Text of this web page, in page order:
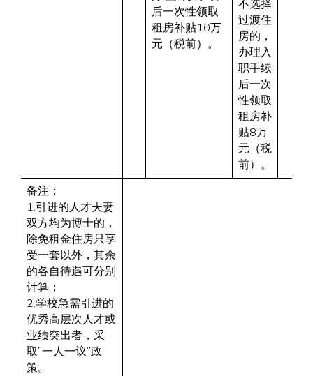
后一次性领取
租房补贴10万
元（税前）。
不选择
过渡住
房的，
办理入
职手续
后一次
性领取
租房补
贴8万
元（税
前）。
备注：
1.引进的人才夫妻
双方均为博士的，
除免租金住房只享
受一套以外，其余
的各自待遇可分别
计算；
2.学校急需引进的
优秀高层次人才或
业绩突出者，采
取”一人一议”政
策。